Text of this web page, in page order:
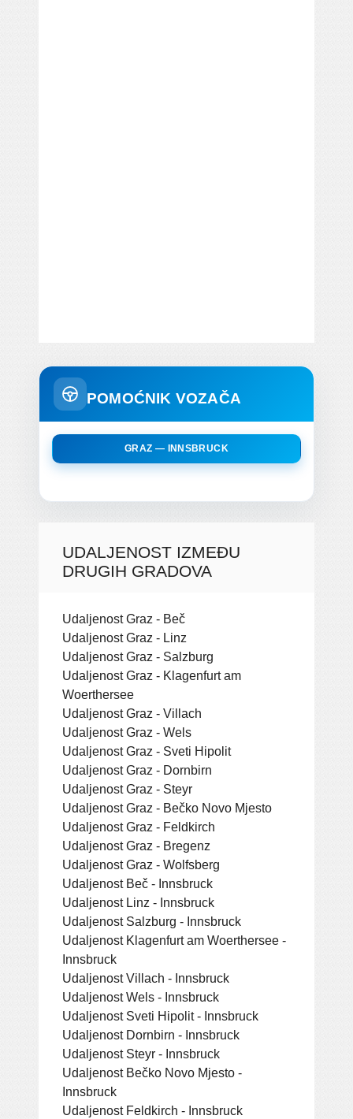
POMOĆNIK VOZAČA
GRAZ — INNSBRUCK
UDALJENOST IZMEĐU
DRUGIH GRADOVA
Udaljenost Graz - Beč
Udaljenost Graz - Linz
Udaljenost Graz - Salzburg
Udaljenost Graz - Klagenfurt am
Woerthersee
Udaljenost Graz - Villach
Udaljenost Graz - Wels
Udaljenost Graz - Sveti Hipolit
Udaljenost Graz - Dornbirn
Udaljenost Graz - Steyr
Udaljenost Graz - Bečko Novo Mjesto
Udaljenost Graz - Feldkirch
Udaljenost Graz - Bregenz
Udaljenost Graz - Wolfsberg
Udaljenost Beč - Innsbruck
Udaljenost Linz - Innsbruck
Udaljenost Salzburg - Innsbruck
Udaljenost Klagenfurt am Woerthersee -
Innsbruck
Udaljenost Villach - Innsbruck
Udaljenost Wels - Innsbruck
Udaljenost Sveti Hipolit - Innsbruck
Udaljenost Dornbirn - Innsbruck
Udaljenost Steyr - Innsbruck
Udaljenost Bečko Novo Mjesto -
Innsbruck
Udaljenost Feldkirch - Innsbruck